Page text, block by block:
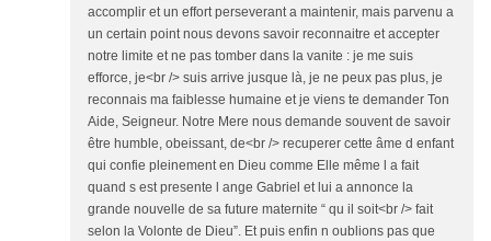
accomplir et un effort perseverant a maintenir, mais parvenu a
un certain point nous devons savoir reconnaitre et accepter
notre limite et ne pas tomber dans la vanite : je me suis
efforce, je<br /> suis arrive jusque là, je ne peux pas plus, je
reconnais ma faiblesse humaine et je viens te demander Ton
Aide, Seigneur. Notre Mere nous demande souvent de savoir
être humble, obeissant, de<br /> recuperer cette âme d enfant
qui confie pleinement en Dieu comme Elle même l a fait
quand s est presente l ange Gabriel et lui a annonce la
grande nouvelle de sa future maternite “ qu il soit<br /> fait
selon la Volonte de Dieu”. Et puis enfin n oublions pas que